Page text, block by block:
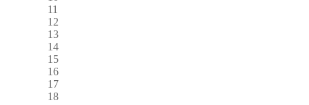
11
12
13
14
15
16
17
18